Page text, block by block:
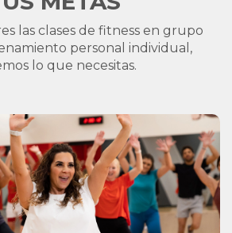
las clases de fitness en grupo
personal individual,
lo que necesitas.